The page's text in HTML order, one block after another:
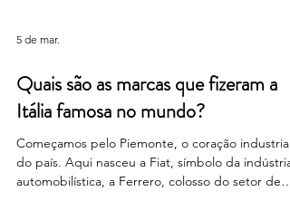
5 de mar.
Quais são as marcas que fizeram a
Itália famosa no mundo?
Começamos pelo Piemonte, o coração industrial